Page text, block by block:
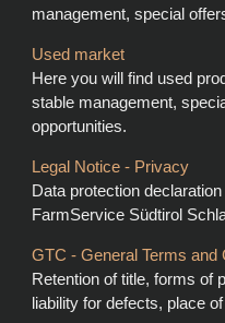
management, special
Used market
Here you will find used
stable management,
opportunities.
Legal Notice - Privacy
Data protection
FarmService Südtirol
GTC - General Terms and
Retention of title, forms of
liability for defects, place